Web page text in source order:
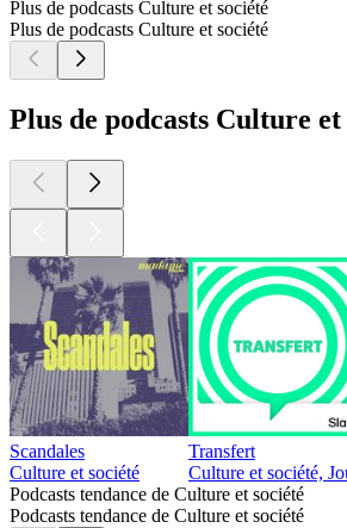
Plus de podcasts Culture et société
Plus de podcasts Culture et société
Plus de podcasts Culture et
Scandales
Culture et société
Transfert
Culture et société,
Podcasts tendance de Culture et société
Podcasts tendance de Culture et société